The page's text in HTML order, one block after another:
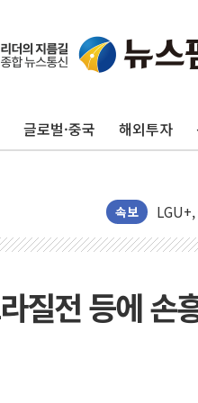
글로벌·중국 해외투자
속보
더본코
환율
국내
경찰, '
삼성전
질전 등에 손